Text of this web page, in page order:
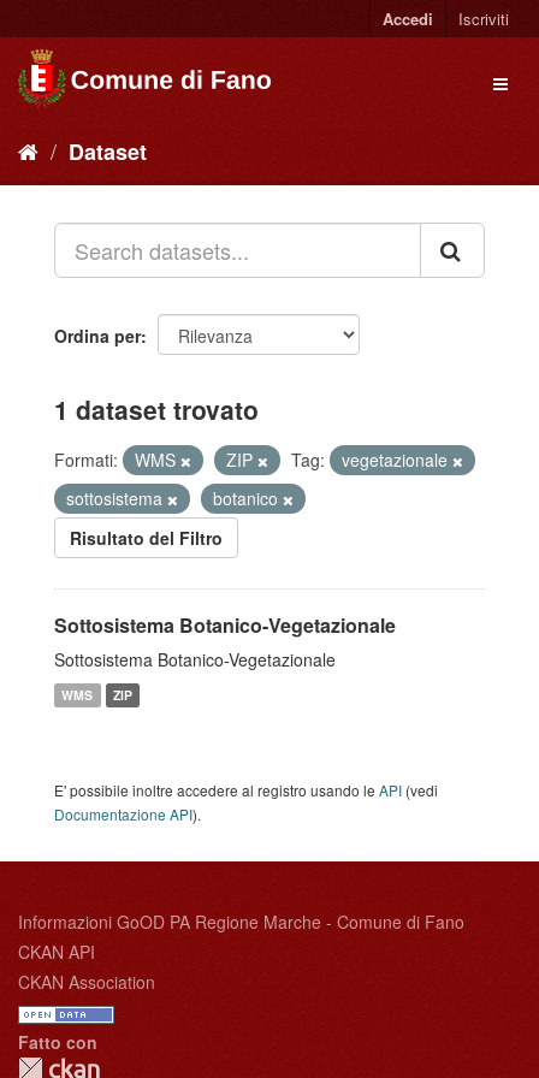
Accedi Iscriviti
Dataset
Ordina per
1 dataset trovato
Formati: WMS ZIP Tag:
vegetazionale
sottosistema
botanico
Risultato del Filtro
Sottosistema Botanico-Vegetazionale
Sottosistema Botanico-Vegetazionale
WMS ZIP
E' possibile inoltre accedere al registro usando le API (vedi
Documentazione API).
Informazioni GoOD PA Regione Marche - Comune di Fano
CKAN API
CKAN Association
Fatto con